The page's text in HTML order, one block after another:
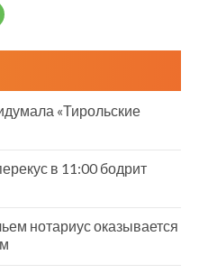
«Тирольские
в 11:00 бодрит
нотариус оказывается